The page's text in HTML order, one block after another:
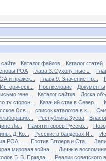
Каталог файлов
Каталог статей
РОА Глава 3. Сухопутные ...
и пражск... Глава 9. Значение Пр...
Послесловие
Документы
гене... Каталог сайтов
Доска
ту сторон... Казачий стан в Север...
Осв... список каталогов в к...
Республика Зуева
Ли... Памяти героев Русско...
Д. Ко... Русские в бандерах И...
РОА. ... Против Гитлера и Ста...
мировая война...
Личные
Б. В. Правда...
Реалии советского